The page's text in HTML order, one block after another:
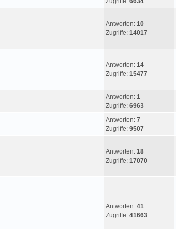
Antworten: 10
Zugriffe: 14017
Antworten: 14
Zugriffe: 15477
Antworten: 1
Zugriffe: 6963
Antworten: 7
Zugriffe: 9507
Antworten: 18
Zugriffe: 17070
Antworten: 41
Zugriffe: 41663